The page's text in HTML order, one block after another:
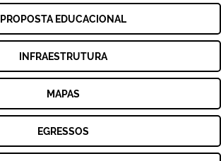
PROPOSTA EDUCACIONAL
INFRAESTRUTURA
MAPAS
EGRESSOS